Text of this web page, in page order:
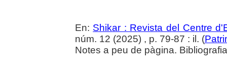
En: Shikar : Revista del Centre
núm. 12 (2025) , p. 79-87 : il. (
Notes a peu de pàgina.